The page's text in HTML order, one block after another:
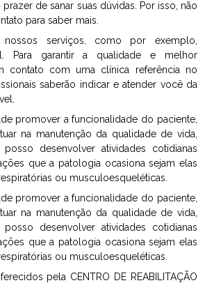
de sanar suas dúvidas. Por isso, não
para saber mais.
serviços, como por exemplo,
Para garantir a qualidade e melhor
contato com uma clínica referência no
saberão indicar e atender você da
promover a funcionalidade do paciente,
na manutenção da qualidade de vida,
desenvolver atividades cotidianas
que a patologia ocasiona sejam elas
ou musculoesqueléticas.
promover a funcionalidade do paciente,
na manutenção da qualidade de vida,
desenvolver atividades cotidianas
que a patologia ocasiona sejam elas
ou musculoesqueléticas.
pela CENTRO DE REABILITAÇÃO